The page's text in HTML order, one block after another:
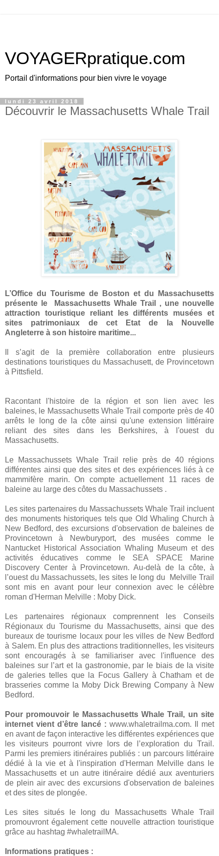
VOYAGERpratique.com
Portail d'informations pour bien vivre le voyage
lundi 23 avril 2018
Découvrir le Massachusetts Whale Trail
L’Office du Tourisme de Boston et du Massachusetts
présente le Massachusetts Whale Trail , une nouvelle
attraction touristique reliant les différents musées et
sites patrimoniaux de cet Etat de la Nouvelle
Angleterre à son histoire maritime...
Il s’agit de la première collaboration entre plusieurs
destinations touristiques du Massachusett, de Provincetown
à Pittsfield.
Racontant l'histoire de la région et son lien avec les
baleines, le Massachusetts Whale Trail comporte près de 40
arrêts le long de la côte ainsi qu'une extension littéraire
reliant des sites dans les Berkshires, à l'ouest du
Massachusetts.
Le Massachussets Whale Trail relie près de 40 régions
différentes ainsi que des sites et des expériences liés à ce
mammifère marin. On compte actuellement 11 races de
baleine au large des côtes du Massachussets .
Les sites partenaires du Massachussets Whale Trail incluent
des monuments historiques tels que Old Whaling Church à
New Bedford, des excursions d'observation de baleines de
Provincetown à Newburyport, des musées comme le
Nantucket Historical Association Whaling Museum et des
activités éducatives comme le SEA SPACE Marine
Discovery Center à Provincetown. Au-delà de la côte, à
l’ouest du Massachussets, les sites le long du
Melville Trail
sont mis en avant pour leur connexion avec le célèbre
roman d'Herman Melville : Moby Dick.
Les partenaires régionaux comprennent les Conseils
Régionaux du Tourisme du Massachusetts, ainsi que des
bureaux de tourisme locaux pour les villes de New Bedford
à Salem. En plus des attractions traditionnelles, les visiteurs
sont encouragés à se familiariser avec l'influence des
baleines sur l’art et la gastronomie, par le biais de la visite
de galeries telles que la Focus Gallery à Chatham et de
brasseries comme la Moby Dick Brewing Company à New
Bedford.
Pour promouvoir le Massachusetts Whale Trail, un site
internet vient d’être lancé : www.whaletrailma.com. Il met
en avant de façon interactive les différentes expériences que
les visiteurs pourront vivre lors de l’exploration du Trail.
Parmi les premiers itinéraires publiés : un parcours littéraire
dédié à la vie et à l'inspiration d'Herman Melville dans le
Massachusetts et un autre itinéraire dédié aux aventuriers
de plein air avec des excursions d'observation de baleines
et des sites de plongée.
Les sites situés le long du Massachusetts Whale Trail
promouvront également cette nouvelle attraction touristique
grâce au hashtag #whaletrailMA.
Informations pratiques :